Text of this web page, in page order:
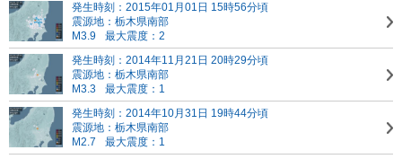
発生時刻：2015年01月01日 15時56分頃
震源地：栃木県南部
M3.9
最大震度：2
発生時刻：2014年11月21日 20時29分頃
震源地：栃木県南部
M3.3
最大震度：1
発生時刻：2014年10月31日 19時44分頃
震源地：栃木県南部
M2.7
最大震度：1